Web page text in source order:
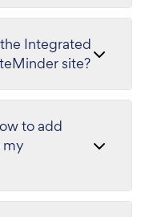
Integrated
site?
to add
my